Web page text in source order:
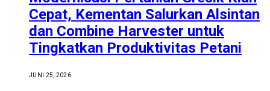
Cepat, Kementan Salurkan Alsintan
dan Combine Harvester untuk
Tingkatkan Produktivitas Petani
JUNI 25, 2026